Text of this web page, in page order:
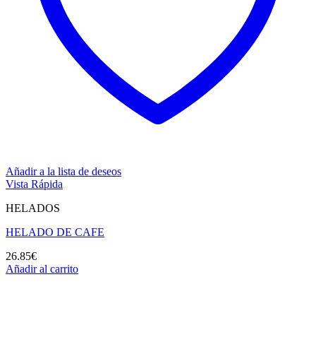
Añadir a la lista de deseos
Vista Rápida
HELADOS
HELADO DE CAFE
26.85€
Añadir al carrito